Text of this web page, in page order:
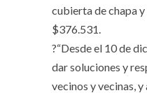
cubierta de chapa
$376.531.
?“Desde el 10 de
dar soluciones y
vecinos y vecinas,